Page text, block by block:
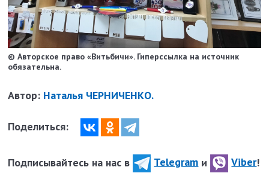
© Авторское право «Витьбичи». Гиперссылка на источник
обязательна.
Автор: Наталья ЧЕРНИЧЕНКО.
Поделиться:
Подписывайтесь на нас в Telegram и Viber!